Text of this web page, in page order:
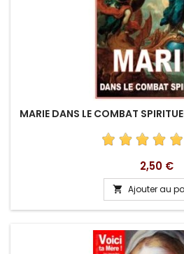
MARIE DANS LE COMBAT
Prix
2,50 €
 Ajouter au